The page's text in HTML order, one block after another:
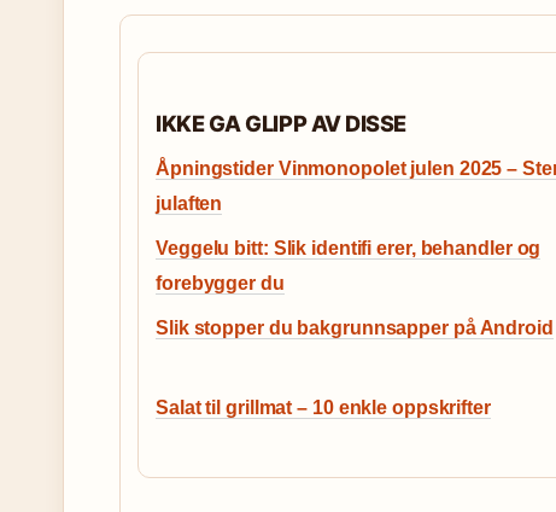
IKKE GA GLIPP AV DISSE
Åpningstider Vinmonopolet julen 2025 –
julaften
Veggelu bitt: Slik identifi erer, behandler og
forebygger du
Slik stopper du bakgrunnsapper på Android
Salat til grillmat – 10 enkle oppskrifter